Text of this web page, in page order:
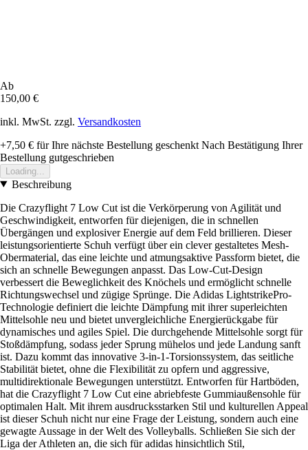
Ab
150,00 €
inkl. MwSt. zzgl. Versandkosten
+7,50 € für Ihre nächste Bestellung geschenkt Nach Bestätigung Ihrer
Bestellung gutgeschrieben
Loading...
Beschreibung
Die Crazyflight 7 Low Cut ist die Verkörperung von Agilität und
Geschwindigkeit, entworfen für diejenigen, die in schnellen
Übergängen und explosiver Energie auf dem Feld brillieren. Dieser
leistungsorientierte Schuh verfügt über ein clever gestaltetes Mesh-
Obermaterial, das eine leichte und atmungsaktive Passform bietet, die
sich an schnelle Bewegungen anpasst. Das Low-Cut-Design
verbessert die Beweglichkeit des Knöchels und ermöglicht schnelle
Richtungswechsel und zügige Sprünge. Die Adidas LightstrikePro-
Technologie definiert die leichte Dämpfung mit ihrer superleichten
Mittelsohle neu und bietet unvergleichliche Energierückgabe für
dynamisches und agiles Spiel. Die durchgehende Mittelsohle sorgt für
Stoßdämpfung, sodass jeder Sprung mühelos und jede Landung sanft
ist. Dazu kommt das innovative 3-in-1-Torsionssystem, das seitliche
Stabilität bietet, ohne die Flexibilität zu opfern und aggressive,
multidirektionale Bewegungen unterstützt. Entworfen für Hartböden,
hat die Crazyflight 7 Low Cut eine abriebfeste Gummiaußensohle für
optimalen Halt. Mit ihrem ausdrucksstarken Stil und kulturellen Appeal
ist dieser Schuh nicht nur eine Frage der Leistung, sondern auch eine
gewagte Aussage in der Welt des Volleyballs. Schließen Sie sich der
Liga der Athleten an, die sich für adidas hinsichtlich Stil,